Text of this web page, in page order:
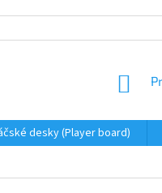
PODMÍNKY OCHRANY
desky (Player board)